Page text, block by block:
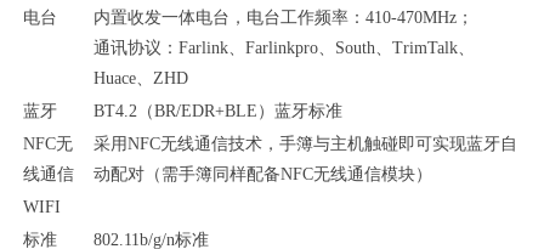
电台
内置收发一体电台，电台工作频率： 410-470MHz；
通讯协议： Farlink、Farlinkpro、 South、TrimTalk、
Huace、ZHD
蓝牙
BT4.2（BR/EDR+BLE）蓝牙标准
NFC无
线通信
采用NFC无线通信技术，手簿与主机触碰即可实现蓝牙自
动配对（需手簿同样配备NFC无线通信模块）
WIFI
标准
802.11b/g/n标准